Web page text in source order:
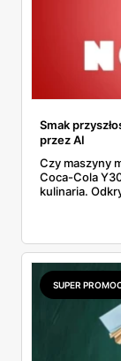
Smak
przez AI
Czy maszyny
Coca-Cola
kulinaria.
SUPER